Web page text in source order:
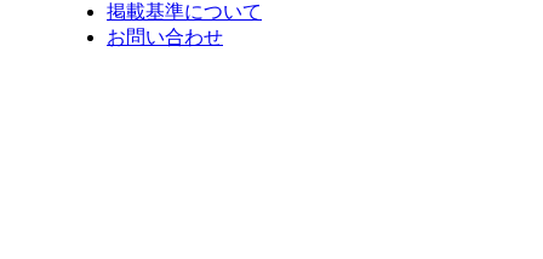
掲載基準について
お問い合わせ